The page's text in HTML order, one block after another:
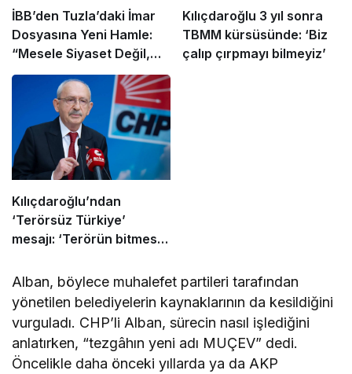
İBB’den Tuzla’daki İmar
Dosyasına Yeni Hamle:
“Mesele Siyaset Değil,
Kamu Yararı”
Kılıçdaroğlu 3 yıl sonra
TBMM kürsüsünde: ‘Biz
çalıp çırpmayı bilmeyiz’
Kılıçdaroğlu’ndan
‘Terörsüz Türkiye’
mesajı: ‘Terörün bitmesi
çizgimizdir’
Alban, böylece muhalefet partileri tarafından
yönetilen belediyelerin kaynaklarının da kesildiğini
vurguladı. CHP’li Alban, sürecin nasıl işlediğini
anlatırken, “tezgâhın yeni adı MUÇEV” dedi.
Öncelikle daha önceki yıllarda ya da AKP